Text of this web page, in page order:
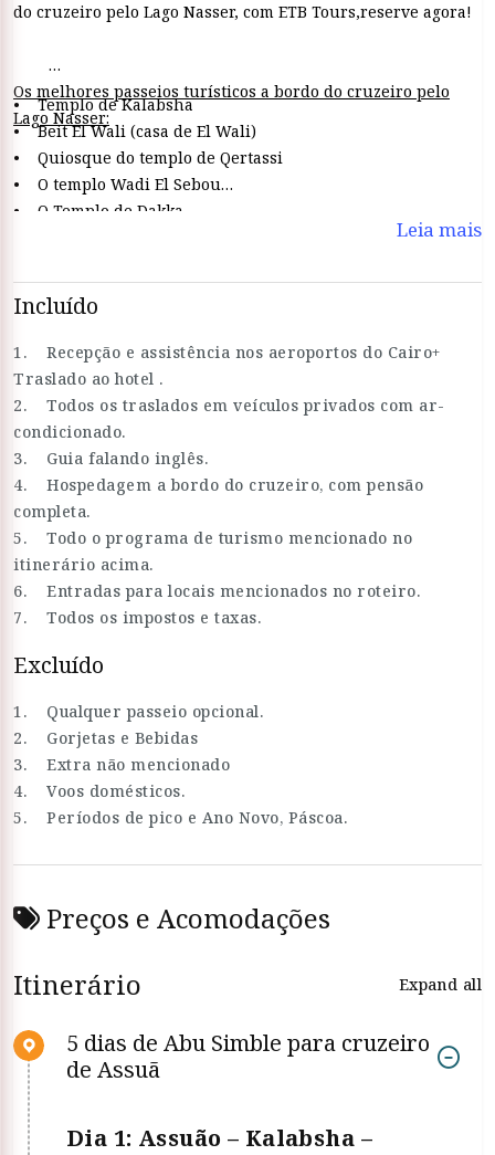
do cruzeiro pelo Lago Nasser, com ETB Tours,reserve agora!
Os melhores passeios turísticos a bordo do cruzeiro pelo
Lago Nasser:
• Templo de Kalabsha
• Beit El Wali (casa de El Wali)
• Quiosque do templo de Qertassi
• O templo Wadi El Sebou
• O Templo de Dakka
• Deer e túmulo de Pennut
• vista de Kasr Ibrim do terraço
• Templo de Abu Simbel
Leia mais
Incluído
1. Recepção e assistência nos aeroportos do Cairo+
Traslado ao hotel .
2. Todos os traslados em veículos privados com ar-
condicionado.
3. Guia falando inglês.
4. Hospedagem a bordo do cruzeiro, com pensão
completa.
5. Todo o programa de turismo mencionado no
itinerário acima.
6. Entradas para locais mencionados no roteiro.
7. Todos os impostos e taxas.
Excluído
1. Qualquer passeio opcional.
2. Gorjetas e Bebidas
3. Extra não mencionado
4. Voos domésticos.
5. Períodos de pico e Ano Novo, Páscoa.
Preços e Acomodações
Itinerário
Expand all
5 dias de Abu Simble para cruzeiro
de Assuã
Dia 1: Assuão – Kalabsha –